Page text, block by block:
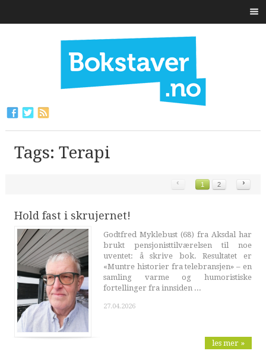
Tags: Terapi
‹ 1 2 ›
Hold fast i skrujernet!
Godtfred Myklebust (68) fra Aksdal har
brukt pensjonisttilværelsen til noe
uventet: å skrive bok. Resultatet er
«Muntre historier fra telebransjen» – en
samling varme og humoristiske
fortellinger fra innsiden ...
27.04.2026
les mer »